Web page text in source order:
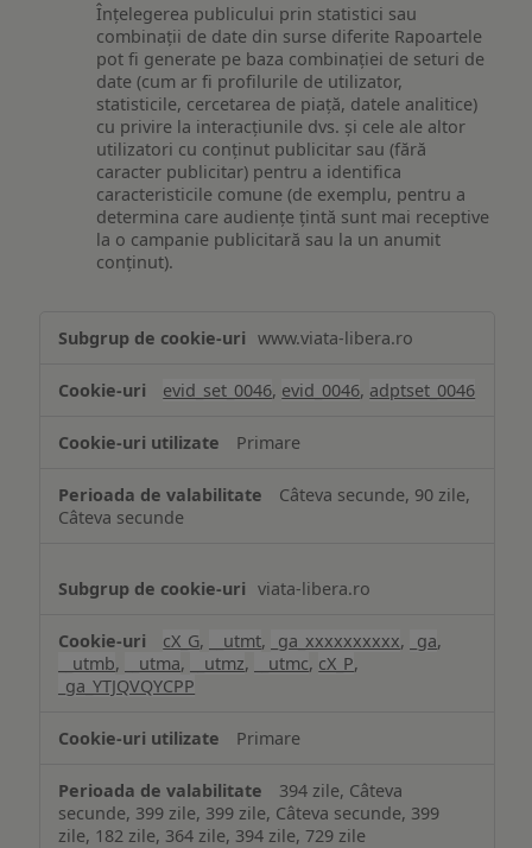
Înțelegerea publicului prin statistici sau
combinații de date din surse diferite Rapoartele
pot fi generate pe baza combinației de seturi de
date (cum ar fi profilurile de utilizator,
statisticile, cercetarea de piață, datele analitice)
cu privire la interacțiunile dvs. și cele ale altor
utilizatori cu conținut publicitar sau (fără
caracter publicitar) pentru a identifica
caracteristicile comune (de exemplu, pentru a
determina care audiențe țintă sunt mai receptive
la o campanie publicitară sau la un anumit
conținut).
www.viata-libera.ro
evid_set_0046, evid_0046, adptset_0046
Primare
Câteva secunde, 90 zile,
Câteva secunde
viata-libera.ro
cX_G, __utmt, _ga_xxxxxxxxxx, _ga,
__utmb, __utma, __utmz, __utmc, cX_P,
_ga_YTJQVQYCPP
Primare
394 zile, Câteva
secunde, 399 zile, 399 zile, Câteva secunde, 399
zile, 182 zile, 364 zile, 394 zile, 729 zile